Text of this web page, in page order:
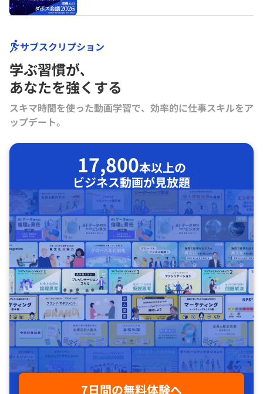
サブスクリプション
学ぶ習慣が､
あなたを強くする
スキマ時間を使った動画学習で、効率的に仕事スキルをア
ップデート。
17,800本以上の
ビジネス動画が見放題
7日間の無料体験へ